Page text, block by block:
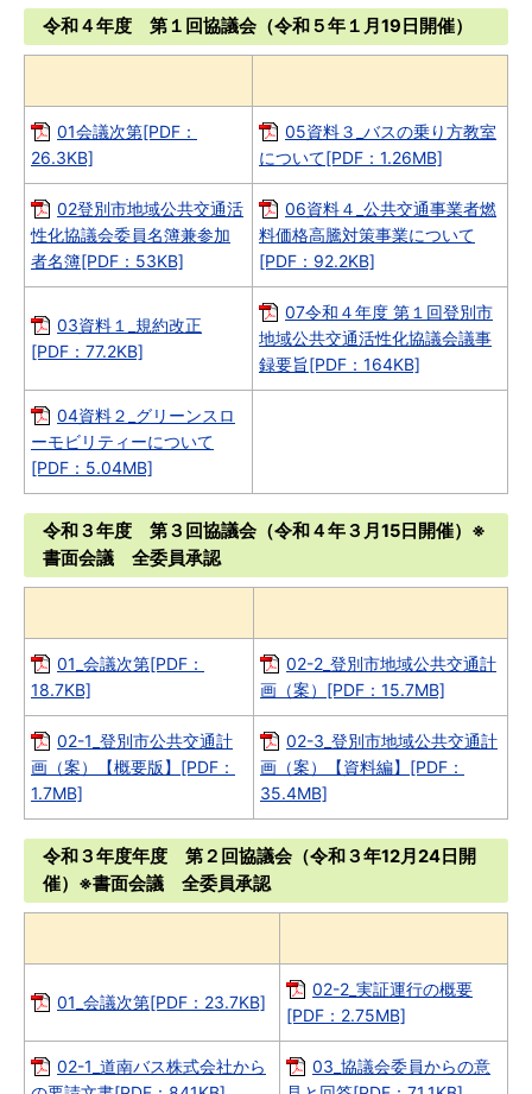
令和４年度 第１回協議会（令和５年１月19日開催）
01会議次第[PDF：
26.3KB]
05資料３_バスの乗り方教室
について[PDF：1.26MB]
02登別市地域公共交通活
性化協議会委員名簿兼参加
者名簿[PDF：53KB]
06資料４_公共交通事業者燃
料価格高騰対策事業について
[PDF：92.2KB]
03資料１_規約改正
[PDF：77.2KB]
07令和４年度 第１回登別市
地域公共交通活性化協議会議事
録要旨[PDF：164KB]
04資料２_グリーンスロ
ーモビリティーについて
[PDF：5.04MB]
令和３年度 第３回協議会（令和４年３月15日開催）※
書面会議 全委員承認
01_会議次第[PDF：
18.7KB]
02-2_登別市地域公共交通計
画（案）[PDF：15.7MB]
02-1_登別市公共交通計
画（案）【概要版】[PDF：
1.7MB]
02-3_登別市地域公共交通計
画（案）【資料編】[PDF：
35.4MB]
令和３年度年度 第２回協議会（令和３年12月24日開
催）※書面会議 全委員承認
01_会議次第[PDF：23.7KB]
02-2_実証運行の概要
[PDF：2.75MB]
02-1_道南バス株式会社から
03_協議会委員からの意